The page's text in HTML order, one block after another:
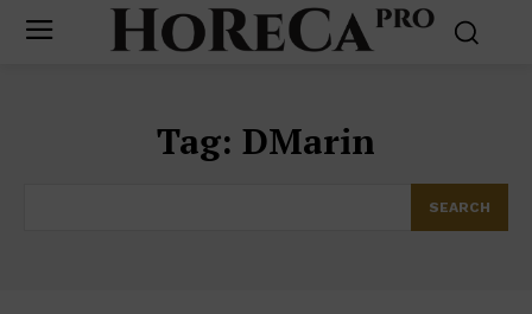
Tag: DMarin
SEARCH